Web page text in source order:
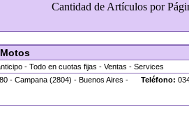
Cantidad de Artículos por
- Todo en cuotas fijas - Ventas - Services
- Campana (2804) - Buenos Aires -
Teléfono: